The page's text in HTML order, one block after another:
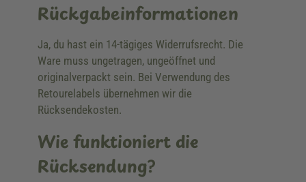
Rückgabeinformationen
Ja, du hast ein 14-tägiges Widerrufsrecht. Die
Ware muss ungetragen, ungeöffnet und
originalverpackt sein. Bei Verwendung des
Retourelabels übernehmen wir die
Rücksendekosten.
Wie funktioniert die
Rücksendung?